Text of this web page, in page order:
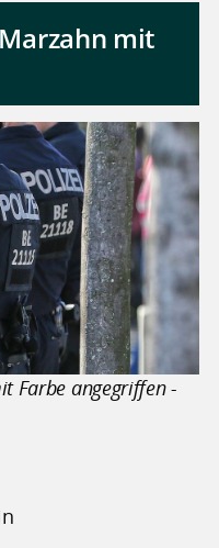
mit
Farbe angegriffen -